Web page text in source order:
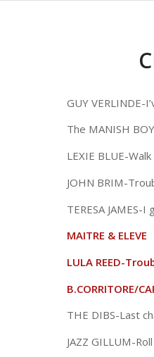
GUY VERLINDE-
The MANISH
LEXIE BLUE-
JOHN BRIM-
TERESA JAMES-
MAITRE & ELEVE
LULA REED-
B.CORRITORE/
THE DIBS-Last
JAZZ GILLUM-